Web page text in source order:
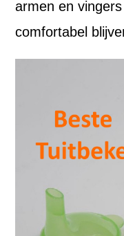
armen en
comfortabel